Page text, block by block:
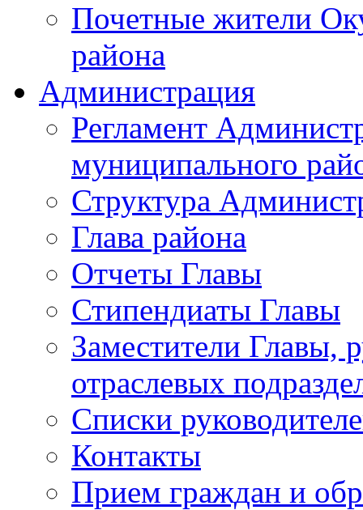
Почетные жители
района
Администрация
Регламент
муниципального
Структура
Глава района
Отчеты Главы
Стипендиаты Главы
Заместители Главы,
отраслевых
Списки
Контакты
Прием граждан и